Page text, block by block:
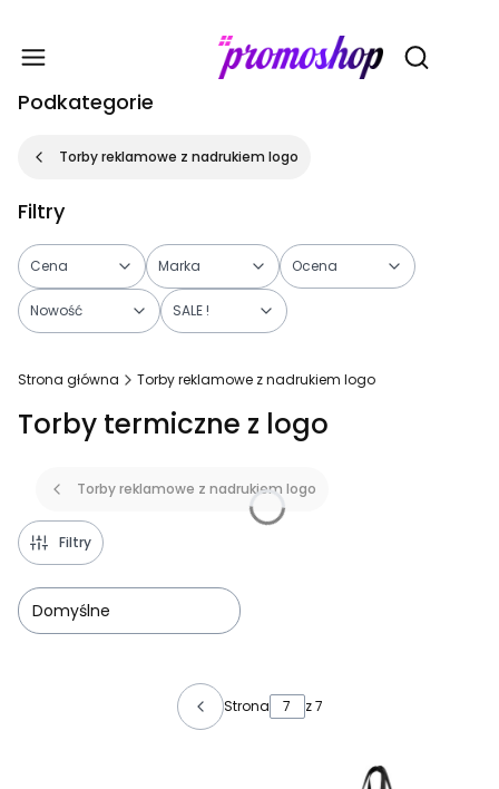
Otwórz
Podkategorie
Torby reklamowe z nadrukiem logo
Filtry
Cena Marka Ocena
Nowość SALE !
Strona główna Torby reklamowe z nadrukiem logo
Torby termiczne z logo
Torby reklamowe z nadrukiem logo
Filtry
Domyślne
Strona z 7